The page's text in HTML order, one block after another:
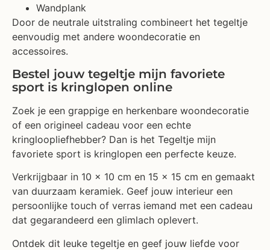
Wandplank
Door de neutrale uitstraling combineert het tegeltje
eenvoudig met andere woondecoratie en
accessoires.
Bestel jouw tegeltje mijn favoriete
sport is kringlopen online
Zoek je een grappige en herkenbare woondecoratie
of een origineel cadeau voor een echte
kringloopliefhebber? Dan is het Tegeltje mijn
favoriete sport is kringlopen een perfecte keuze.
Verkrijgbaar in 10 x 10 cm en 15 x 15 cm en gemaakt
van duurzaam keramiek. Geef jouw interieur een
persoonlijke touch of verras iemand met een cadeau
dat gegarandeerd een glimlach oplevert.
Ontdek dit leuke tegeltje en geef jouw liefde voor